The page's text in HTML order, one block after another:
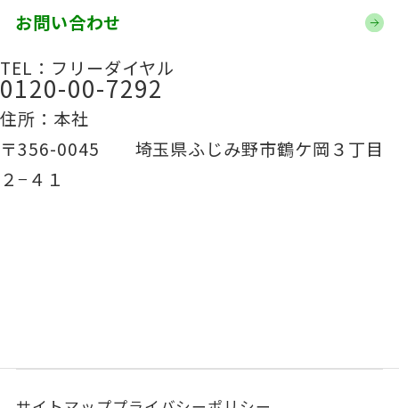
お問い合わせ
TEL：フリーダイヤル
0120-00-7292
住所：本社
〒356-0045 埼玉県ふじみ野市鶴ケ岡３丁目
２−４１